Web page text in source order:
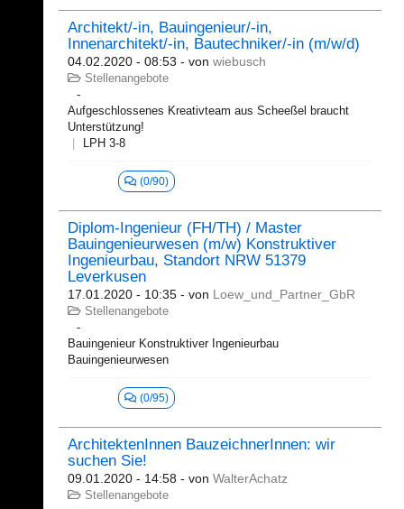
Architekt/-in, Bauingenieur/-in,
Innenarchitekt/-in, Bautechniker/-in (m/w/d)
04.02.2020 - 08:53 - von wiebusch
Stellenangebote
Aufgeschlossenes Kreativteam aus Scheeßel braucht
Unterstützung!
LPH 3-8
(0/90)
Diplom-Ingenieur (FH/TH) / Master
Bauingenieurwesen (m/w) Konstruktiver
Ingenieurbau, Standort NRW 51379
Leverkusen
17.01.2020 - 10:35 - von Loew_und_Partner_GbR
Stellenangebote
Bauingenieur Konstruktiver Ingenieurbau
Bauingenieurwesen
(0/95)
ArchitektenInnen BauzeichnerInnen: wir
suchen Sie!
09.01.2020 - 14:58 - von WalterAchatz
Stellenangebote